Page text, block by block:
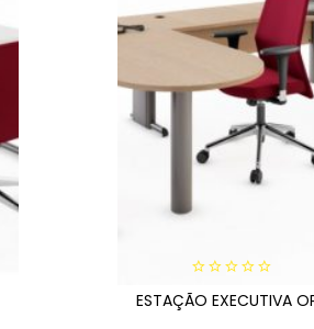
out
ESTAÇÃO EXECUTIVA